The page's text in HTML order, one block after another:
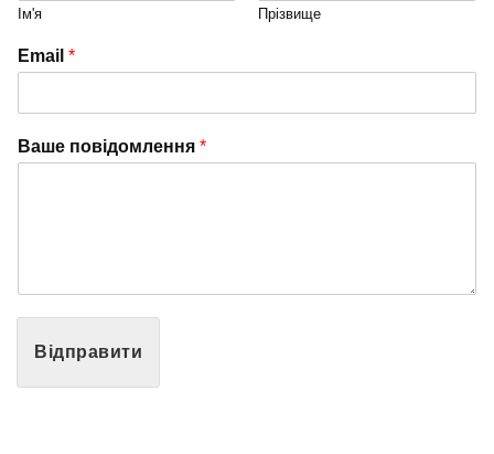
Ім'я Прізвище
Email *
Ваше повідомлення *
Відправити